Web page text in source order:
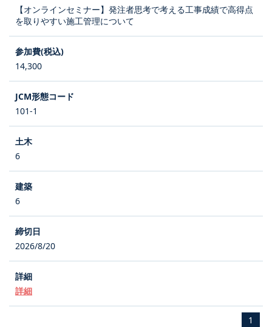
【オンラインセミナー】発注者思考で考える工事成績で高得点
を取りやすい施工管理について
14,300
101-1
6
6
2026/8/20
詳細
1